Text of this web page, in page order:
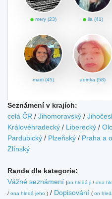
mery (23) ila (41)
marti (45) adinka (58)
Seznámení v krajích:
celá ČR / Jihomoravský /
Královéhradecký / Liberecký /
Pardubický / Plzeňský / Praha a
Zlínský
Rande dle kategorie:
Vážné seznámení (on hledá ji / ona
/ ona hledá jeho ) / Dopisování ( on